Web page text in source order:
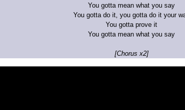
You gotta mean what you say
You gotta do it, you gotta do it your
You gotta prove it
You gotta mean what you say
[Chorus x2]